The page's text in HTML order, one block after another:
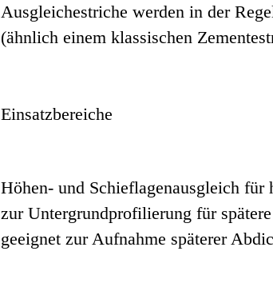
Ausgleichestriche werden in der
(ähnlich einem klassischen
Einsatzbereiche
Höhen- und Schieflagenausgleich für
zur Untergrundprofilierung für
geeignet zur Aufnahme späterer